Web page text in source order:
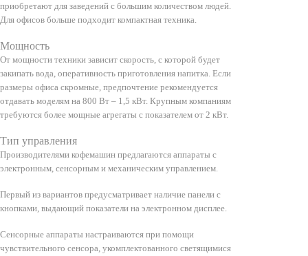
приобретают для заведений с большим количеством людей.
Для офисов больше подходит компактная техника.
Мощность
От мощности техники зависит скорость, с которой будет
закипать вода, оперативность приготовления напитка. Если
размеры офиса скромные, предпочтение рекомендуется
отдавать моделям на 800 Вт – 1,5 кВт. Крупным компаниям
требуются более мощные агрегаты с показателем от 2 кВт.
Тип управления
Производителями кофемашин предлагаются аппараты с
электронным, сенсорным и механическим управлением.
Первый из вариантов предусматривает наличие панели с
кнопками, выдающий показатели на электронном дисплее.
Сенсорные аппараты настраиваются при помощи
чувствительного сенсора, укомплектованного светящимися